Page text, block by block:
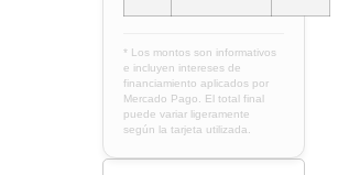
* Los montos son informativos
e incluyen intereses de
financiamiento aplicados por
Mercado Pago. El total final
puede variar ligeramente
según la tarjeta utilizada.